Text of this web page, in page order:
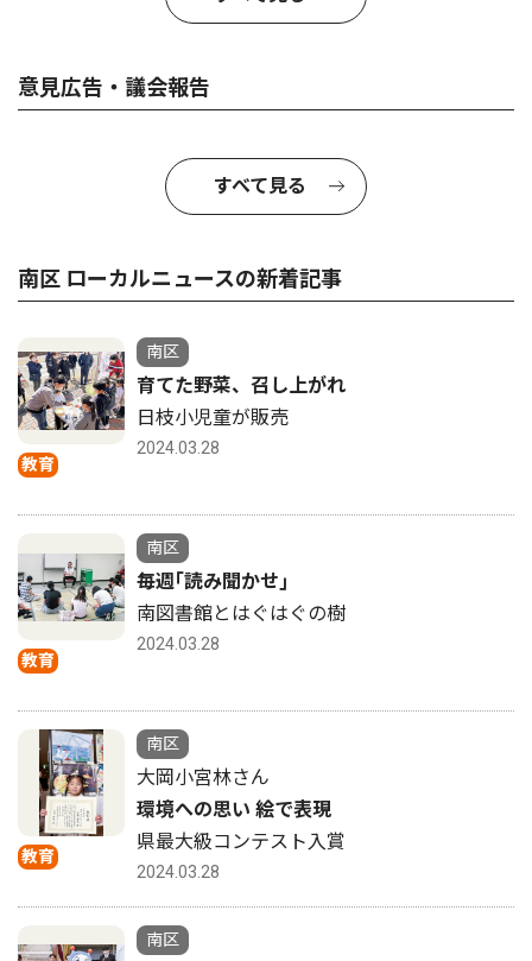
意見広告・議会報告
すべて見る
南区 ローカルニュースの新着記事
教育
南区
育てた野菜、召し上がれ
日枝小児童が販売
2024.03.28
教育
南区
毎週｢読み聞かせ｣
南図書館とはぐはぐの樹
2024.03.28
教育
南区
大岡小宮林さん
環境への思い 絵で表現
県最大級コンテスト入賞
2024.03.28
南区